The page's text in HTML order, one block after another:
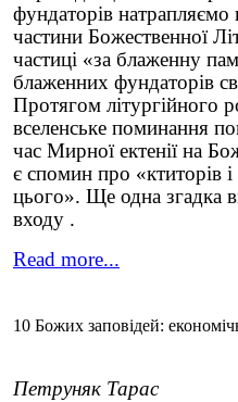
фундаторів натрапляємо
частини Божественної
частиці «за блаженну
блаженних фундаторів
Протягом літургійного
вселенське поминання
час Мирної ектенії на
є спомин про «ктиторів і
цього». Ще одна згадка
входу .
Read more...
10 Божих заповідей:
Петруняк Тарас